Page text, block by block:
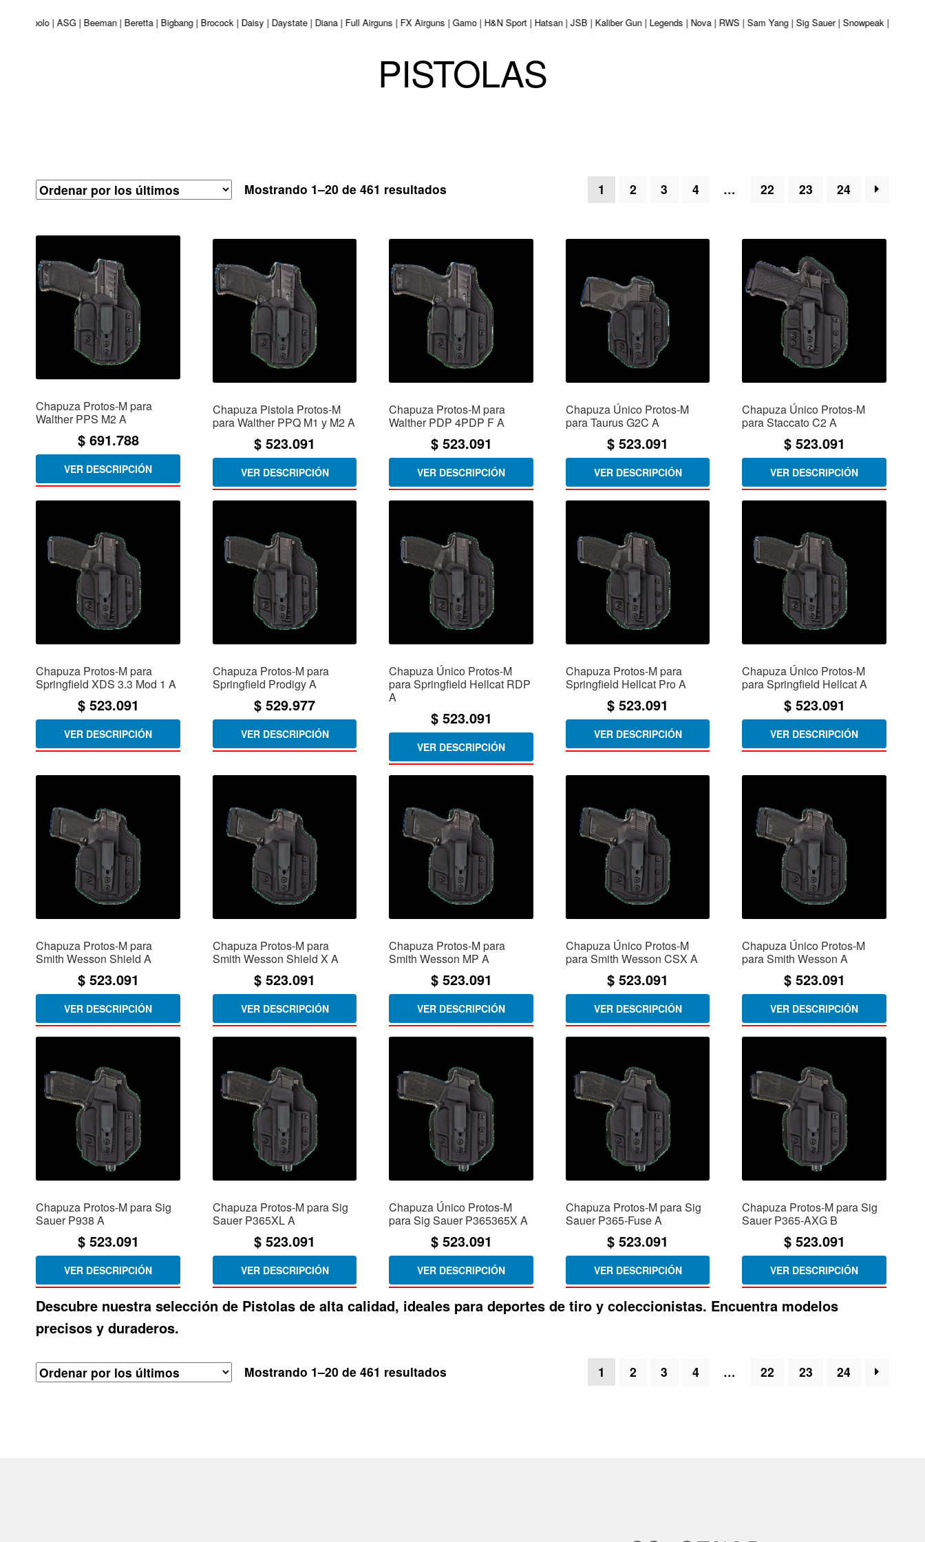
| Apolo | ASG | Beeman | Beretta | Bigbang | Brocock | Daisy | Daystate | Diana | Full Airguns | FX Airguns | Gamo | H&N Sport | Hatsan | JSB | Kaliber Gun | Legends | Nova | RWS | Sam Yang | Sig Sauer | Snowpeak | Umarex
PISTOLAS
Mostrando 1–20 de 461 resultadosOrdenado
1 2 3 4 … 22 23 24
Chapuza Protos-M para
Walther PPS M2 A
$691.788
VER DESCRIPCIÓN
Chapuza Pistola Protos-M
para Walther PPQ M1 y M2 A
$ 523.091
VER DESCRIPCIÓN
Chapuza Protos-M para
Walther PDP 4PDP F A
$523.091
VER DESCRIPCIÓN
Chapuza Único Protos-M
para Taurus G2C A
$ 523.091
VER DESCRIPCIÓN
Chapuza Único Protos-M
para Staccato C2 A
$523.091
VER DESCRIPCIÓN
Chapuza Protos-M para
Springfield XDS 3.3 Mod 1 A
$523.091
VER DESCRIPCIÓN
Chapuza Protos-M para
Springfield Prodigy A
$ 529.977
VER DESCRIPCIÓN
Chapuza Único Protos-M
para Springfield Hellcat RDP
A
$523.091
VER DESCRIPCIÓN
Chapuza Protos-M para
Springfield Hellcat Pro A
$ 523.091
VER DESCRIPCIÓN
Chapuza Único Protos-M
para Springfield Hellcat A
$523.091
VER DESCRIPCIÓN
Chapuza Protos-M para
Smith Wesson Shield A
$523.091
VER DESCRIPCIÓN
Chapuza Protos-M para
Smith Wesson Shield X A
$ 523.091
VER DESCRIPCIÓN
Chapuza Protos-M para
Smith Wesson MP A
$523.091
VER DESCRIPCIÓN
Chapuza Único Protos-M
para Smith Wesson CSX A
$ 523.091
VER DESCRIPCIÓN
Chapuza Único Protos-M
para Smith Wesson A
$523.091
VER DESCRIPCIÓN
Chapuza Protos-M para Sig
Sauer P938 A
$523.091
VER DESCRIPCIÓN
Chapuza Protos-M para Sig
Sauer P365XL A
$ 523.091
VER DESCRIPCIÓN
Chapuza Único Protos-M
para Sig Sauer P365365X A
$523.091
VER DESCRIPCIÓN
Chapuza Protos-M para Sig
Sauer P365-Fuse A
$ 523.091
VER DESCRIPCIÓN
Chapuza Protos-M para Sig
Sauer P365-AXG B
$523.091
VER DESCRIPCIÓN
Descubre nuestra selección de Pistolas de alta calidad, ideales para deportes de tiro y coleccionistas. Encuentra modelos
precisos y duraderos.
Mostrando 1–20 de 461 resultadosOrdenado
1 2 3 4 … 22 23 24